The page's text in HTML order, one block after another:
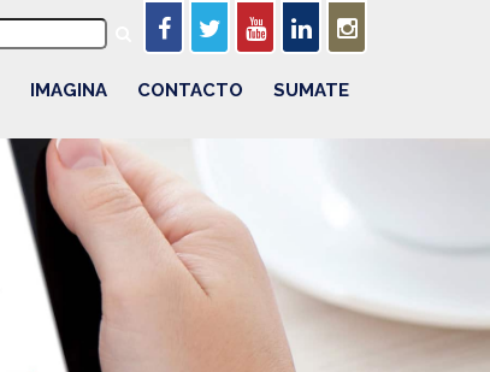
IMAGINA CONTACTO SUMATE